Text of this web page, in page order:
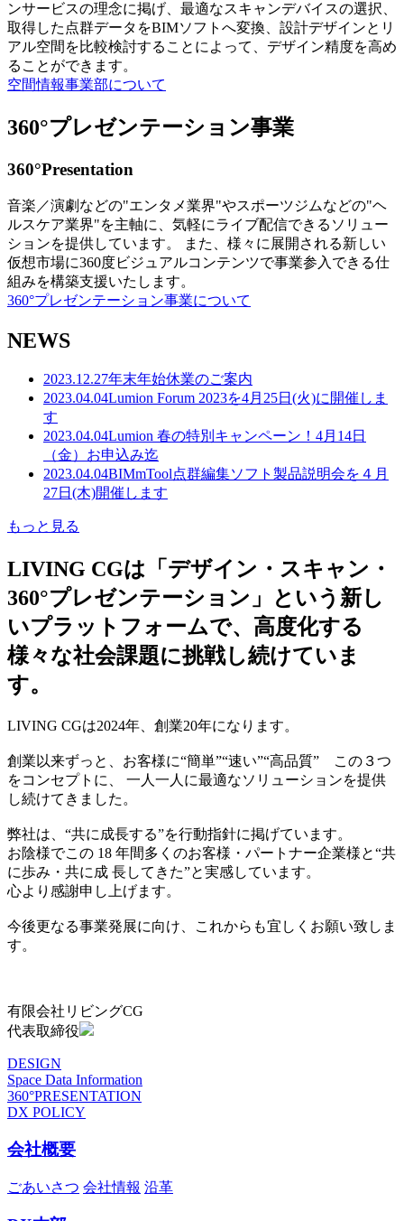
ンサービスの理念に掲げ、最適なスキャンデバイスの選択、
取得した点群データをBIMソフトへ変換、設計デザインとリ
アル空間を比較検討することによって、デザイン精度を高め
ることができます。
空間情報事業部について
360°プレゼンテーション事業
360°Presentation
音楽／演劇などの"エンタメ業界"やスポーツジムなどの"ヘ
ルスケア業界"を主軸に、気軽にライブ配信できるソリュー
ションを提供しています。 また、様々に展開される新しい
仮想市場に360度ビジュアルコンテンツで事業参入できる仕
組みを構築支援いたします。
360°プレゼンテーション事業について
NEWS
2023.12.27年末年始休業のご案内
2023.04.04Lumion Forum 2023を4月25日(火)に開催しま
す
2023.04.04Lumion 春の特別キャンペーン！4月14日
（金）お申込み迄
2023.04.04BIMmTool点群編集ソフト製品説明会を４月
27日(木)開催します
もっと見る
LIVING CGは「デザイン・スキャン・
360°プレゼンテーション」という新し
いプラットフォームで、高度化する
様々な社会課題に挑戦し続けていま
す。
LIVING CGは2024年、創業20年になります。
創業以来ずっと、お客様に“簡単”“速い”“高品質” この３つ
をコンセプトに、 一人一人に最適なソリューションを提供
し続けてきました。
弊社は、“共に成長する”を行動指針に掲げています。
お陰様でこの 18 年間多くのお客様・パートナー企業様と“共
に歩み・共に成 長してきた”と実感しています。
心より感謝申し上げます。
今後更なる事業発展に向け、これからも宜しくお願い致しま
す。
有限会社リビングCG
代表取締役
DESIGN
Space Data Information
360°PRESENTATION
DX POLICY
会社概要
ごあいさつ 会社情報 沿革